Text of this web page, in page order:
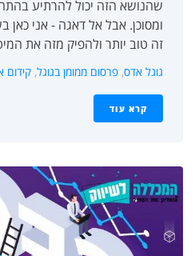
שהנושא הזה יכול להרתיע
ומסוכן. אבל אל דאגה - אני כאן
זה טוב יותר ולהפיק מזה את
גוגל אדס, פרסום ממומן בגוגל, קידום
קרא עוד